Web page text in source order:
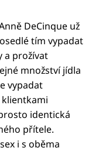
DeCinque už
tím vypadat
a prožívat
množství jídla
vypadat
identická
přítele.
i s oběma